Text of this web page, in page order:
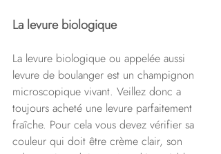
La levure biologique
La levure biologique ou appelée aussi
levure de boulanger est un champignon
microscopique vivant. Veillez donc a
toujours acheté une levure parfaitement
fraîche. Pour cela vous devez vérifier sa
couleur qui doit être crème clair, son